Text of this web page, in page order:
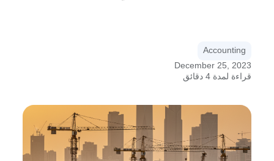
Accounting
December 25, 2023
قراءة لمدة 4 دقائق